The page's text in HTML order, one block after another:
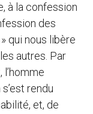
à la confession
des
qui nous libère
autres. Par
l’homme
rendu
et, de